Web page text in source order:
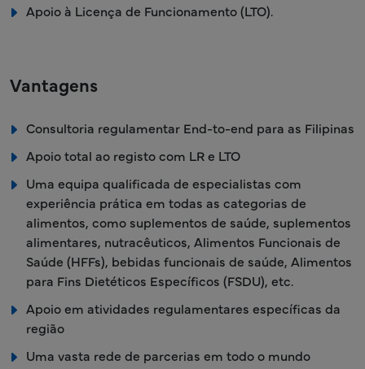
Apoio à Licença de Funcionamento (LTO).
Vantagens
Consultoria regulamentar End-to-end para as Filipinas
Apoio total ao registo com LR e LTO
Uma equipa qualificada de especialistas com
experiência prática em todas as categorias de
alimentos, como suplementos de saúde, suplementos
alimentares, nutracêuticos, Alimentos Funcionais de
Saúde (HFFs), bebidas funcionais de saúde, Alimentos
para Fins Dietéticos Específicos (FSDU), etc.
Apoio em atividades regulamentares específicas da
região
Uma vasta rede de parcerias em todo o mundo